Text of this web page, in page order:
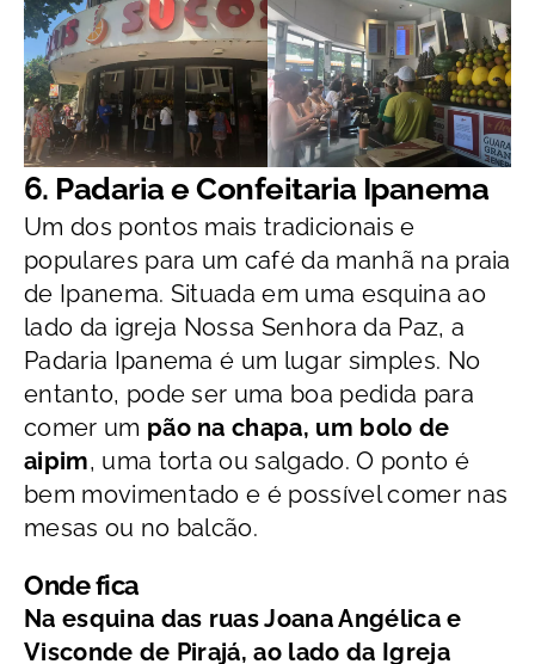
6. Padaria e Confeitaria Ipanema
Um dos pontos mais tradicionais e
populares para um café da manhã na praia
de Ipanema. Situada em uma esquina ao
lado da igreja Nossa Senhora da Paz, a
Padaria Ipanema é um lugar simples. No
entanto, pode ser uma boa pedida para
comer um pão na chapa, um bolo de
aipim, uma torta ou salgado. O ponto é
bem movimentado e é possível comer nas
mesas ou no balcão.
Onde fica
Na esquina das ruas Joana Angélica e
Visconde de Pirajá, ao lado da Igreja